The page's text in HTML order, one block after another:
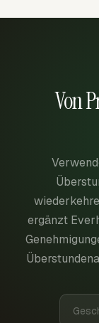
Von
ergänzt